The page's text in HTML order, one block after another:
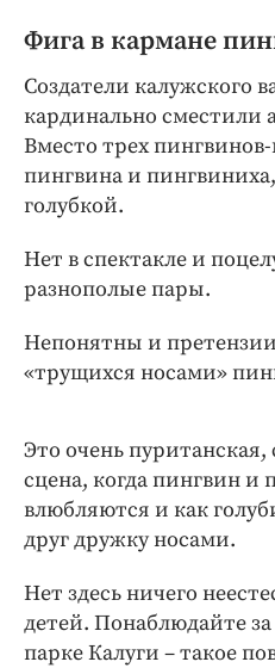
Фига в кармане
Создатели калужского
кардинально сместили
Вместо трех
пингвина и
голубкой.
Нет в спектакле и
разнополые пары.
Непонятны и
«трущихся носами»
Это очень пуританская,
сцена, когда пингвин и
влюбляются и как
друг дружку носами.
Нет здесь ничего
детей. Понаблюдайте
парке Калуги – такое